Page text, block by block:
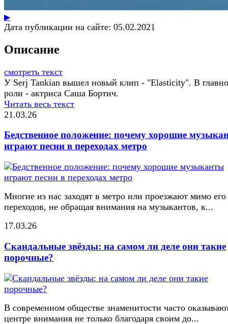
▶
Дата публикации на сайте: 05.02.2021
Описание
смотреть текст
У Serj Tankian вышел новый клип - "Elasticity". В
роли - актриса Саша Бортич.
Читать весь текст
21.03.26
Бедственное положение: почему хорошие
играют песни в переходах метро
Многие из нас заходят в метро или проезжают мимо его
переходов, не обращая внимания на музыкантов, к...
17.03.26
Скандальные звёзды: на самом ли деле они такие
порочные?
В современном обществе знаменитости часто
центре внимания не только благодаря своим до...